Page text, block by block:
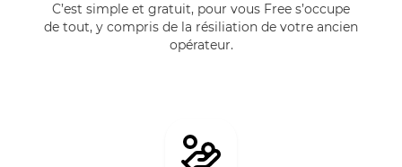
C’est simple et gratuit, pour vous Free s’occupe
de tout, y compris de la résiliation de votre ancien
opérateur.